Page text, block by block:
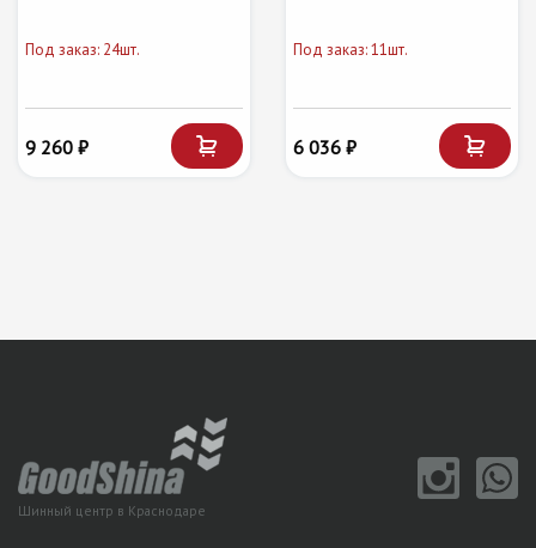
Под заказ: 24шт.
9 260 ₽
Под заказ: 11шт.
6 036 ₽
Шинный центр в Краснодаре